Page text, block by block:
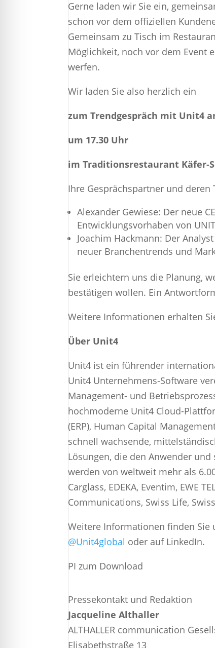
Gerne laden wir Sie ein,
schon vor dem offiziellen
Gemeinsam zu Tisch im
Möglichkeit, noch vor dem Event
werfen.
Wir laden Sie also herzlich ein
zum Trendgespräch mit Unit4
um 17.30 Uhr
im Traditionsrestaurant Käfer-
Ihre Gesprächspartner und deren
Alexander Gewiese: Der neue
Entwicklungsvorhaben von
Joachim Hackmann: Der
neuer Branchentrends und
Sie erleichtern uns die Planung,
bestätigen wollen. Ein
Weitere Informationen erhalten
Über Unit4
Unit4 ist ein führender
Unit4 Unternehmens-Software
Management- und
hochmoderne Unit4 Cloud-
(ERP), Human Capital
schnell wachsende,
Lösungen, die den Anwender
werden von weltweit mehr als
Carglass, EDEKA, Eventim, EWE
Communications, Swiss Life,
Weitere Informationen finden Sie
@Unit4global oder auf LinkedIn.
PI zum Download
Pressekontakt und Redaktion
Jacqueline Althaller
ALTHALLER communication
Elisabethstraße 13